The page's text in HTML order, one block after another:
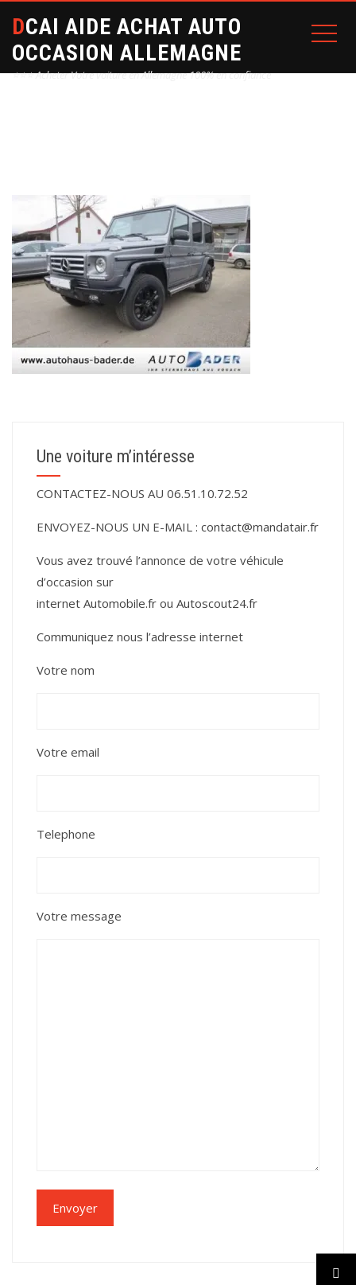
DCAI AIDE ACHAT AUTO
OCCASION ALLEMAGNE
⭐⭐⭐ Acheter Votre voiture en Allemagne 100% en confiance
Une voiture m’intéresse
CONTACTEZ-NOUS AU 06.51.10.72.52
ENVOYEZ-NOUS UN E-MAIL : contact@mandatair.fr
Vous avez trouvé l’annonce de votre véhicule
d’occasion sur
internet Automobile.fr ou Autoscout24.fr
Communiquez nous l’adresse internet
Votre nom
Votre email
Telephone
Votre message